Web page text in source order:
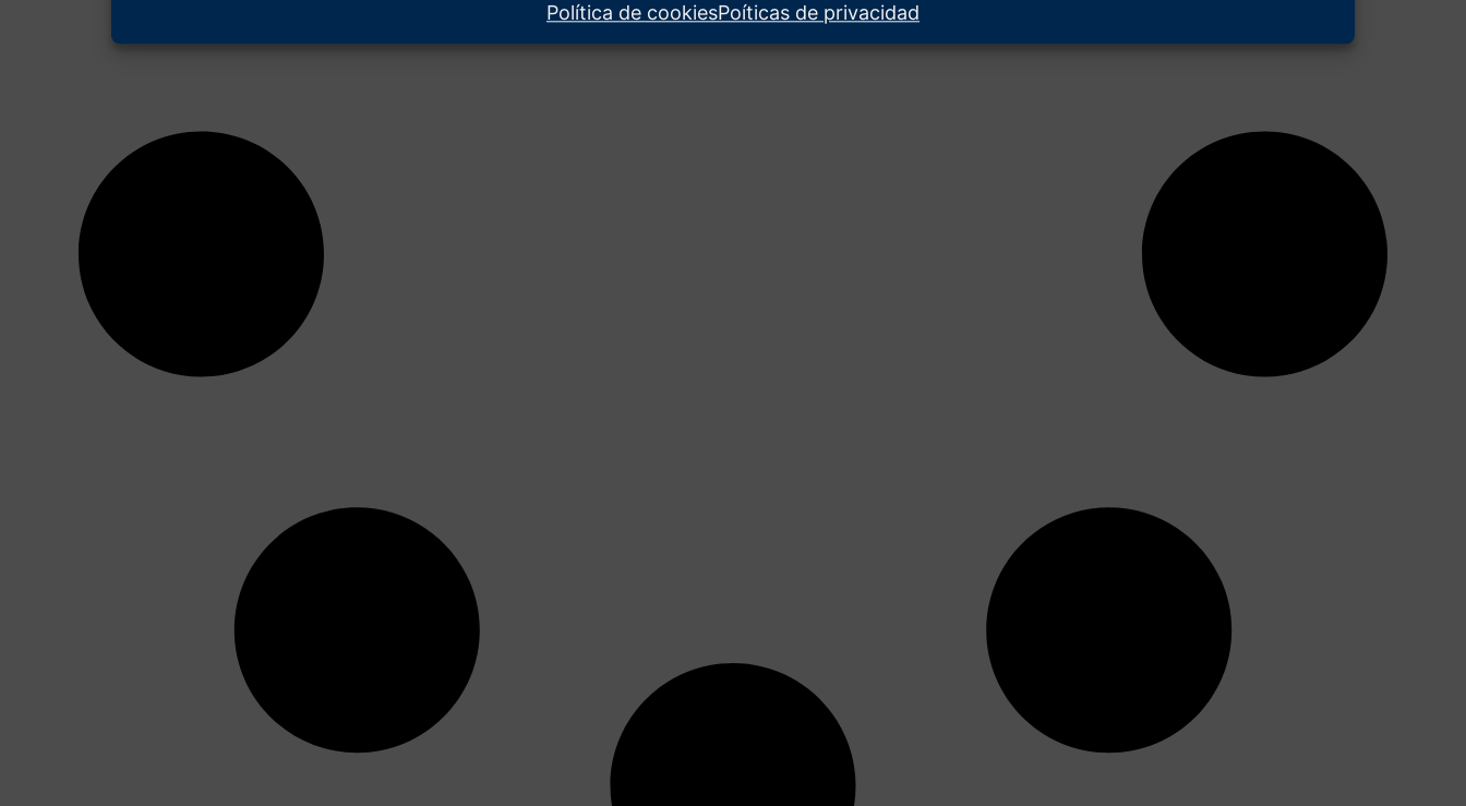
Política de cookiesPoíticas de privacidad